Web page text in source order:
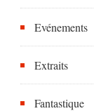
Evénements
Extraits
Fantastique